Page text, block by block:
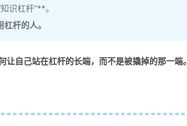
识杠杆”**。
杆的人。
让自己站在杠杆的长端，而不是被撬掉的那一端。